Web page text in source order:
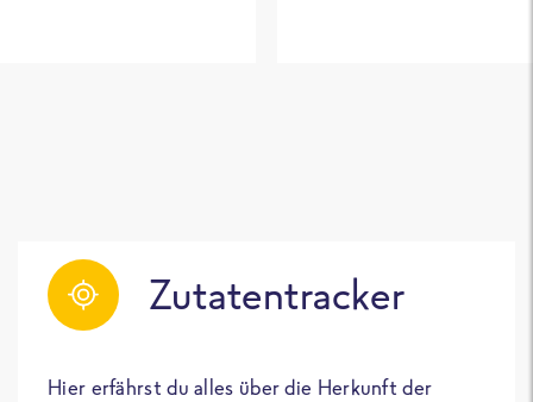
Zutatentracker
Hier erfährst du alles über die Herkunft der